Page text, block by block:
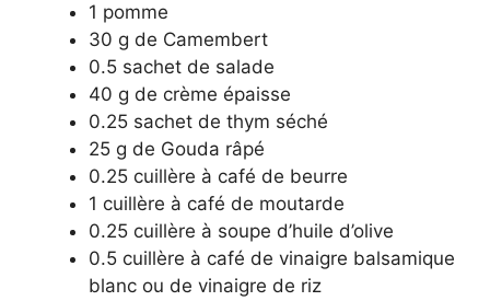
1 pomme
30 g de Camembert
0.5 sachet de salade
40 g de crème épaisse
0.25 sachet de thym séché
25 g de Gouda râpé
0.25 cuillère à café de beurre
1 cuillère à café de moutarde
0.25 cuillère à soupe d’huile d’olive
0.5 cuillère à café de vinaigre balsamique
blanc ou de vinaigre de riz